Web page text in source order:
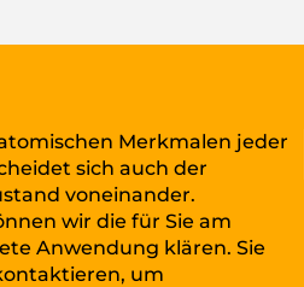
Merkmalen jeder
sich auch der
voneinander.
wir die für Sie am
Anwendung klären. Sie
um